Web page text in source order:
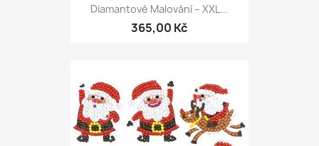
Diamantové Malování – XXL...
365,00 Kč